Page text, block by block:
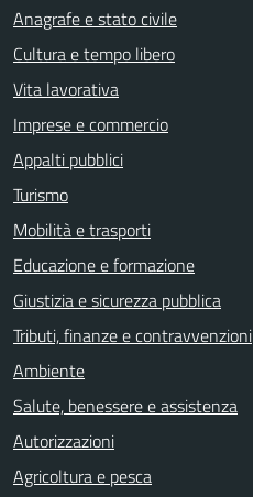
Anagrafe e stato civile
Cultura e tempo libero
Vita lavorativa
Imprese e commercio
Appalti pubblici
Turismo
Mobilità e trasporti
Educazione e formazione
Giustizia e sicurezza pubblica
Tributi, finanze e contravvenzioni
Ambiente
Salute, benessere e assistenza
Autorizzazioni
Agricoltura e pesca